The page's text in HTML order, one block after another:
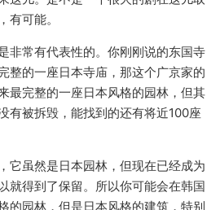
有可能。
非常有代表性的。你刚刚说的东国寺
整的一座日本寺庙，那这个广京家的
最完整的一座日本风格的园林，但其
有被拆毁，能找到的还有将近100座
它虽然是日本园林，但现在已经成为
就得到了保留。所以你可能会在韩国
的园林，但是日本风格的建筑，特别